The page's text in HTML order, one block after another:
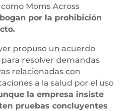
Moms Across
por la prohibición
propuso un acuerdo
resolver demandas
relacionadas con
a la salud por el uso
la empresa insiste
pruebas concluyentes